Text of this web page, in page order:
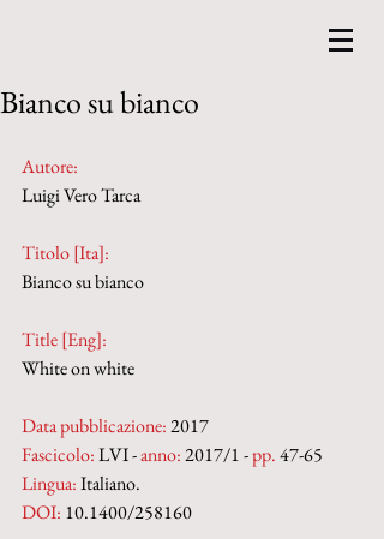
Bianco su bianco
Autore:
Luigi Vero Tarca
Titolo [Ita]:
Bianco su bianco
Title [Eng]:
White on white
Data pubblicazione: 2017
Fascicolo: LVI - anno: 2017/1 - pp. 47-65
Lingua: Italiano.
DOI: 10.1400/258160